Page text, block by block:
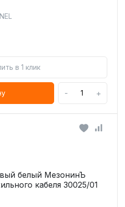
в 1 клик
- +
белый МезонинЪ
кабеля 30025/01